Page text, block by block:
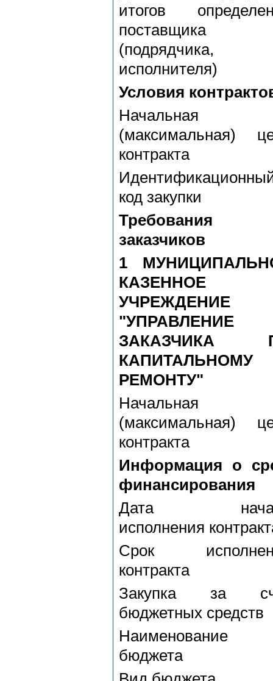
итогов
поставщика
(подрядчика,
исполнителя)
Условия
Начальная
(максимальная)
контракта
код закупки
Требования
заказчиков
1
КАЗЕННОЕ
УЧРЕЖДЕНИЕ
"УПРАВЛЕНИЕ
ЗАКАЗЧИКА
КАПИТАЛЬНОМУ
РЕМОНТУ"
Начальная
(максимальная)
контракта
Информация о
финансирования
Дата
исполнения
Срок
контракта
Закупка за
бюджетных средств
Наименование
бюджета